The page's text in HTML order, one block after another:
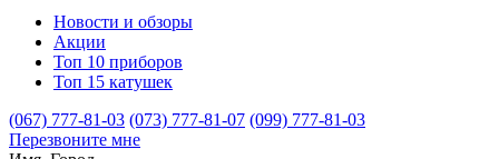
Новости и обзоры
Акции
Топ 10 приборов
Топ 15 катушек
(067) 777-81-03 (073) 777-81-07 (099) 777-81-03
Перезвоните мне